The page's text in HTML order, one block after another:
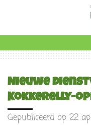
naar
de
Nieuwe
Kokkerelly-
Gepubliceerd op 22